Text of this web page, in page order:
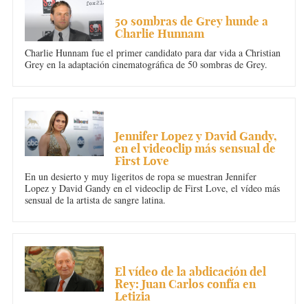
50 sombras de Grey hunde a
Charlie Hunnam
Charlie Hunnam fue el primer candidato para dar vida a Christian
Grey en la adaptación cinematográfica de 50 sombras de Grey.
Jennifer Lopez y David Gandy,
en el videoclip más sensual de
First Love
En un desierto y muy ligeritos de ropa se muestran Jennifer
Lopez y David Gandy en el videoclip de First Love, el vídeo más
sensual de la artista de sangre latina.
El vídeo de la abdicación del
Rey: Juan Carlos confía en
Letizia